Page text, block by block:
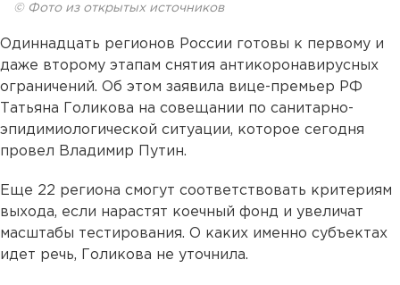
© Фото из открытых источников
Одиннадцать регионов России готовы к первому и
даже второму этапам снятия антикоронавирусных
ограничений. Об этом заявила вице-премьер РФ
Татьяна Голикова на совещании по санитарно-
эпидимиологической ситуации, которое сегодня
провел Владимир Путин.
Еще 22 региона смогут соответствовать критериям
выхода, если нарастят коечный фонд и увеличат
масштабы тестирования. О каких именно субъектах
идет речь, Голикова не уточнила.